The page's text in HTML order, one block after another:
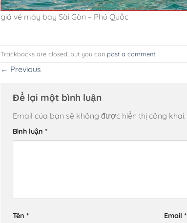
giá vé máy bay Sài Gòn – Phú Quốc
Trackbacks are closed, but you can post a comment
← Previous
Để lại một bình luận
Email của bạn sẽ không được hiển thị công khai.
Bình luận *
Tên * Email *